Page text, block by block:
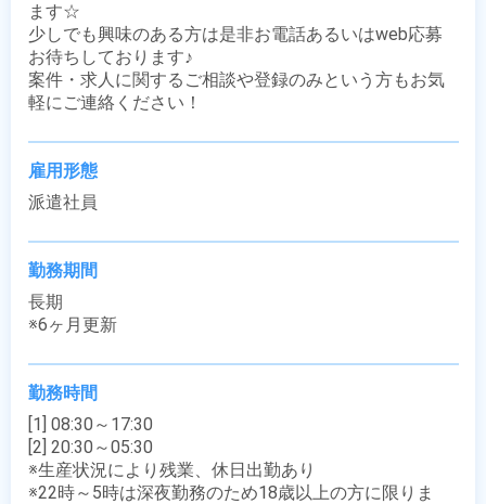
ます☆
少しでも興味のある方は是非お電話あるいはweb応募
お待ちしております♪
案件・求人に関するご相談や登録のみという方もお気
軽にご連絡ください！
雇用形態
派遣社員
勤務期間
長期
※6ヶ月更新
勤務時間
[1] 08:30～17:30
[2] 20:30～05:30
※生産状況により残業、休日出勤あり
※22時～5時は深夜勤務のため18歳以上の方に限りま